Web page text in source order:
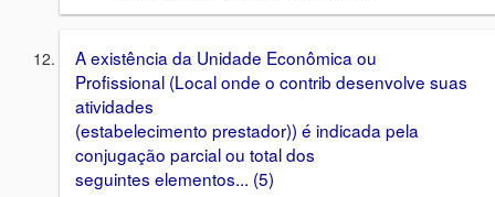
A existência da Unidade Econômica ou
Profissional (Local onde o contrib desenvolve suas
atividades
(estabelecimento prestador)) é indicada pela
conjugação parcial ou total dos
seguintes elementos... (5)